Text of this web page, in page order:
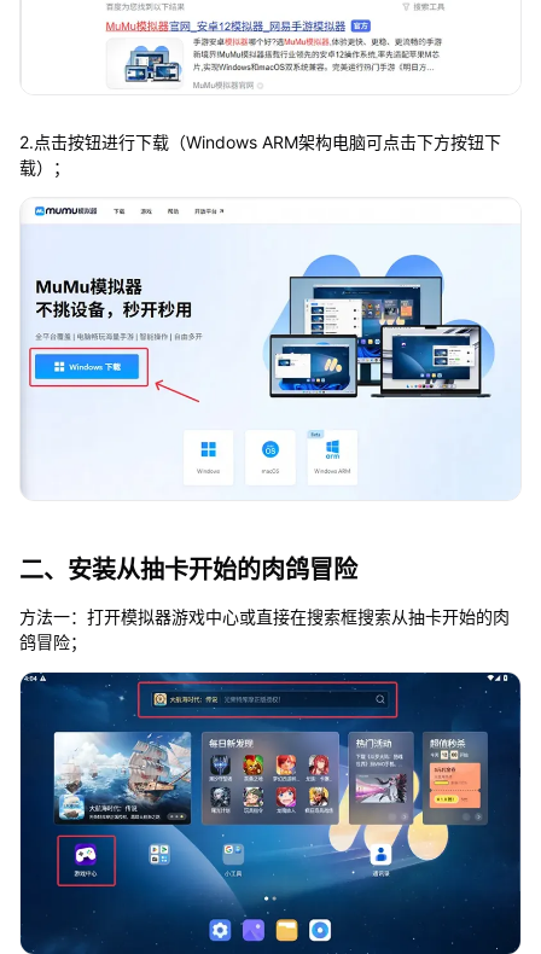
2.点击按钮进行下载（Windows ARM架构电脑可点击下方按钮下
载）；
二、安装从抽卡开始的肉鸽冒险
方法一：打开模拟器游戏中心或直接在搜索框搜索从抽卡开始的肉
鸽冒险；